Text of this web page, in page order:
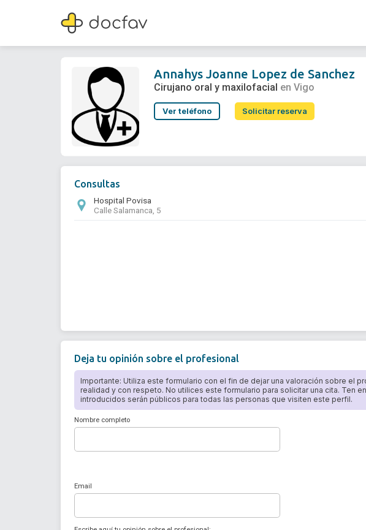
Annahys Joanne Lopez de Sanchez
Cirujano oral y maxilofacial
Annahys Joanne Lopez de Sanchez
Cirujano oral y maxilofacial en Vigo
Ver teléfono Solicitar reserva
Consultas
Hospital Povisa
Calle Salamanca, 5
Deja tu opinión sobre el profesional
Importante: Utiliza este formulario con el fin de dejar una valoración sobre el
realidad y con respeto. No utilices este formulario para solicitar una cita. Ten
introducidos serán públicos para todas las personas que visiten este perfil.
Nombre completo
Email